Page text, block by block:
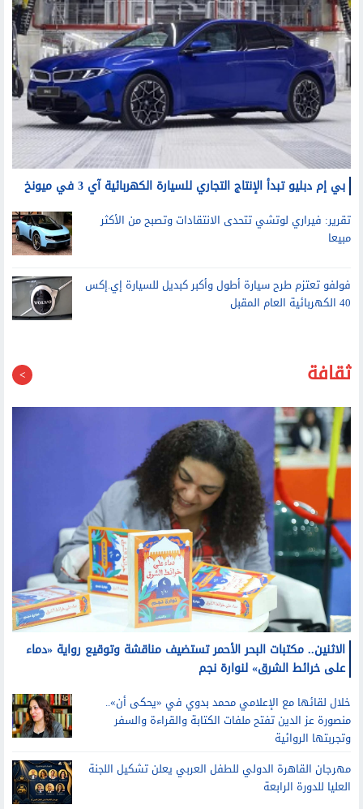
بي إم دبليو تبدأ الإنتاج التجاري للسيارة الكهربائية آي 3 في ميونخ
تقرير: فيراري لوتشي تتحدى الانتقادات وتصبح من الأكثر
فولفو تعتزم طرح سيارة أطول وأكبر كبديل للسيارة إي.إكس
ثقافة
الاثنين.. مكتبات البحر الأحمر تستضيف مناقشة وتوقيع رواية «دماء
على خرائط الشرق» لنوارة نجم
خلال لقائها مع الإعلامي محمد بدوي في «يحكى أن»..
منصورة عز الدين تفتح ملفات الكتابة والقراءة والسفر
وتجربتها الروائية
مهرجان القاهرة الدولي للطفل العربي يعلن تشكيل اللجنة